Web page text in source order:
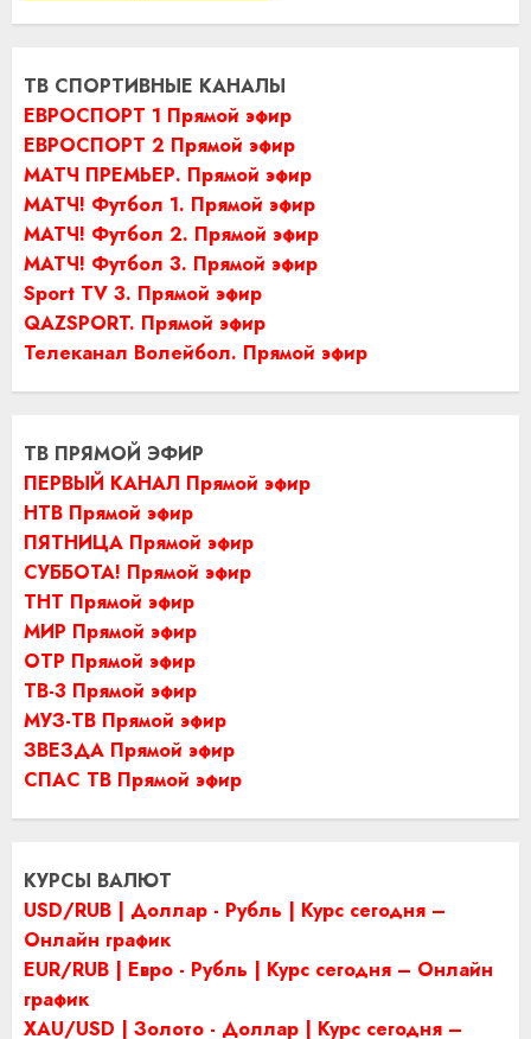
ТВ СПОРТИВНЫЕ КАНАЛЫ
ЕВРОСПОРТ 1 Прямой эфир
ЕВРОСПОРТ 2 Прямой эфир
МАТЧ ПРЕМЬЕР. Прямой эфир
МАТЧ! Футбол 1. Прямой эфир
МАТЧ! Футбол 2. Прямой эфир
МАТЧ! Футбол 3. Прямой эфир
Sport TV 3. Прямой эфир
QAZSPORT. Прямой эфир
Телеканал Волейбол. Прямой эфир
ТВ ПРЯМОЙ ЭФИР
ПЕРВЫЙ КАНАЛ Прямой эфир
НТВ Прямой эфир
ПЯТНИЦА Прямой эфир
СУББОТА! Прямой эфир
ТНТ Прямой эфир
МИР Прямой эфир
ОТР Прямой эфир
ТВ-3 Прямой эфир
МУЗ-ТВ Прямой эфир
ЗВЕЗДА Прямой эфир
СПАС ТВ Прямой эфир
КУРСЫ ВАЛЮТ
USD/RUB | Доллар - Рубль | Курс сегодня –
Онлайн график
EUR/RUB | Евро - Рубль | Курс сегодня – Онлайн
график
XAU/USD | Золото - Доллар | Курс сегодня –